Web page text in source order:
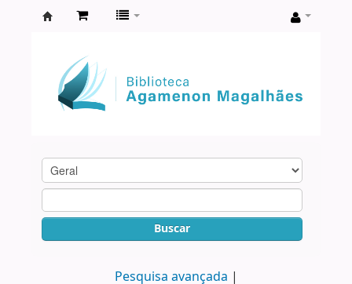
Agamenon
Magalhães
Buscar
Pesquisa avançada